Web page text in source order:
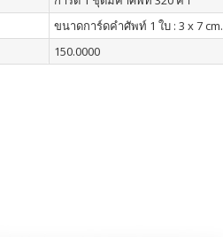
ขนาดการ์ดคำศัพท์ 1 ใบ : 3 x 7 cm.
150.0000